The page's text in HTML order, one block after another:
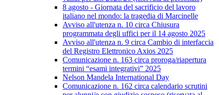
8 agosto - Giornata del sacrificio del lavoro
italiano nel mondo: la tragedia di Marcinelle
Avviso all'utenza n. 10 circa Chiusura
programmata degli uffici per il 14 agosto 2025
Avviso all'utenza n. 9 circa Cambio di interfaccia
del Registro Elettronico Axios 2025
Comunicazione n. 163 circa proroga/riapertura
termini “esami integrativi” 2025
Nelson Mandela International Day
Comunicazione n. 162 circa calendario scrutini